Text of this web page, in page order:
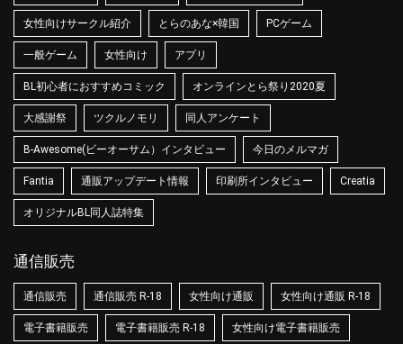
女性向けサークル紹介 とらのあな×韓国 PCゲーム
一般ゲーム 女性向け アプリ
BL初心者におすすめコミック オンラインとら祭り2020夏
大感謝祭 ツクルノモリ 同人アンケート
B-Awesome(ビーオーサム）インタビュー 今日のメルマガ
Fantia 通販アップデート情報 印刷所インタビュー Creatia
オリジナルBL同人誌特集
通信販売
通信販売 通信販売 R-18 女性向け通販 女性向け通販 R-18
電子書籍販売 電子書籍販売 R-18 女性向け電子書籍販売